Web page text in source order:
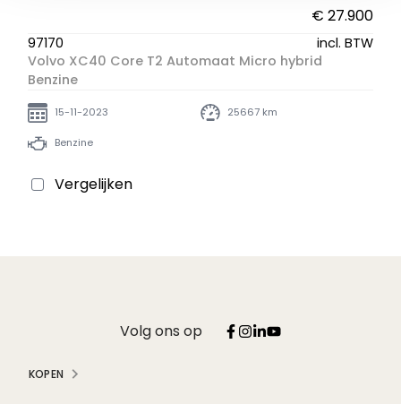
€ 27.900
97170
incl. BTW
Volvo XC40 Core T2 Automaat Micro hybrid
Benzine
15-11-2023 25667 km
Benzine
Vergelijken
Volg ons op
KOPEN